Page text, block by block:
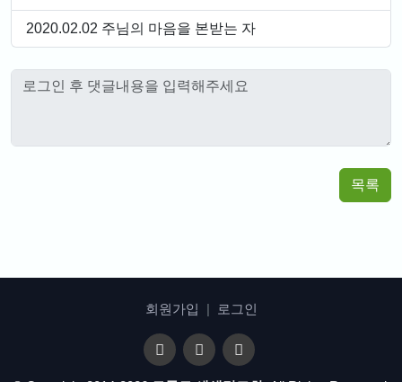
2020.02.02 주님의 마음을 본받는 자
목록
회원가입 | 로그인